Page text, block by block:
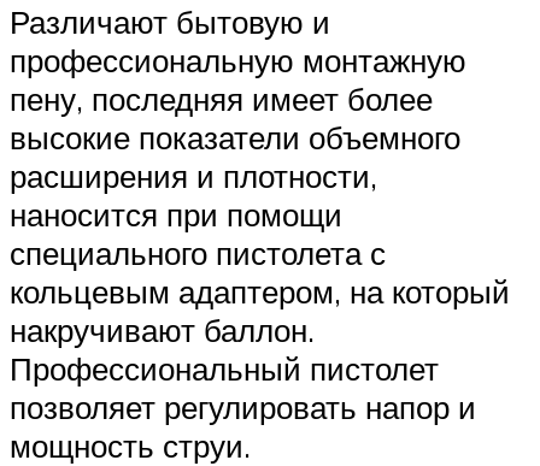
Различают бытовую и
профессиональную монтажную
пену, последняя имеет более
высокие показатели объемного
расширения и плотности,
наносится при помощи
специального пистолета с
кольцевым адаптером, на который
накручивают баллон.
Профессиональный пистолет
позволяет регулировать напор и
мощность струи.